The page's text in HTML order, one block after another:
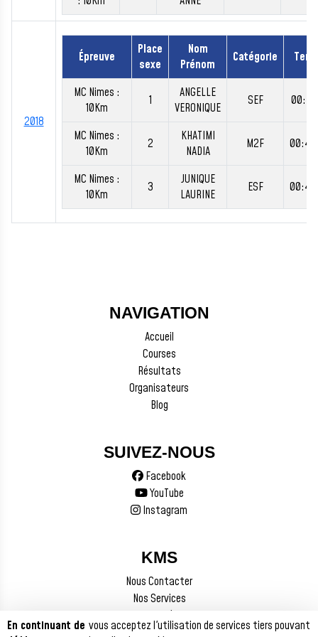
2018
Épreuve
Place
sexe
Nom
Prénom
Catégorie
MC Nimes :
10Km
1
ANGELLE
VERONIQUE
SEF
MC Nimes :
10Km
2
KHATIMI
NADIA
M2F
MC Nimes :
10Km
3
JUNIQUE
LAURINE
ESF
NAVIGATION
Accueil
Courses
Résultats
Organisateurs
Blog
SUIVEZ-NOUS
Facebook
YouTube
Instagram
KMS
Nous Contacter
Nos Services
Mentions Légales
En continuant de vous acceptez l'utilisation de services tiers pouvant